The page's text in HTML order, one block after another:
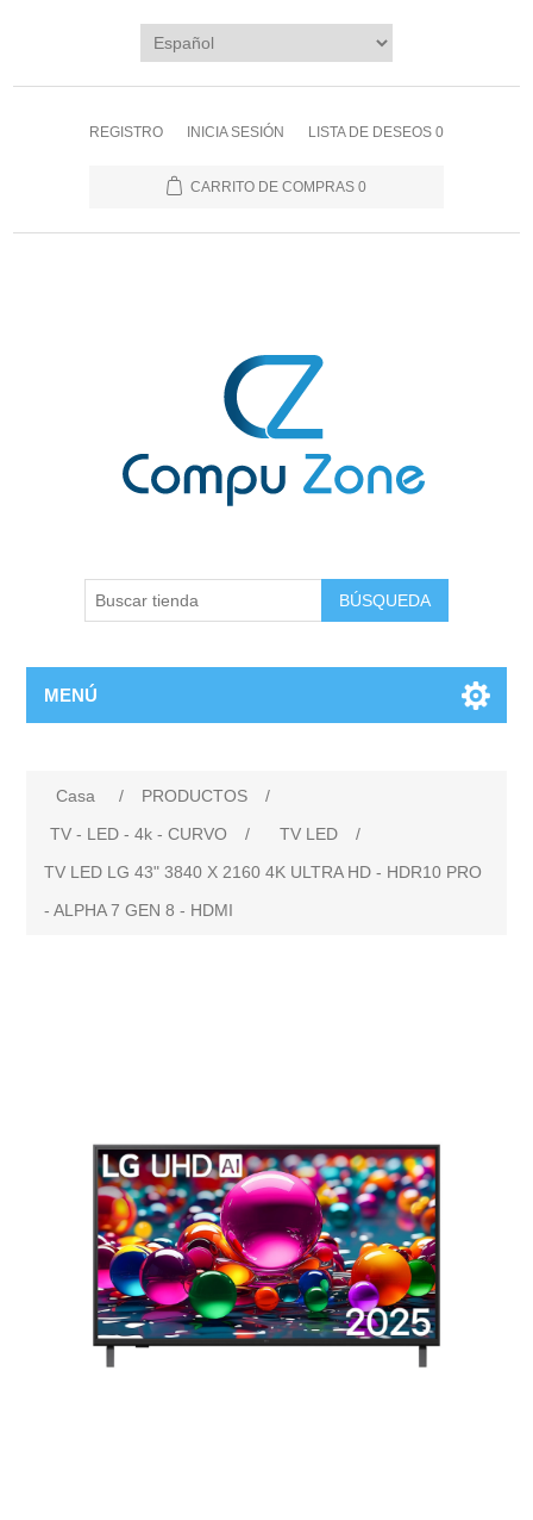
REGISTRO INICIA SESIÓN LISTA DE DESEOS 0
CARRITO DE COMPRAS 0
BÚSQUEDA
MENÚ
Casa / PRODUCTOS
/
TV - LED - 4k - CURVO
/ TV LED
/
TV LED LG 43" 3840 X 2160 4K ULTRA HD - HDR10 PRO
- ALPHA 7 GEN 8 - HDMI